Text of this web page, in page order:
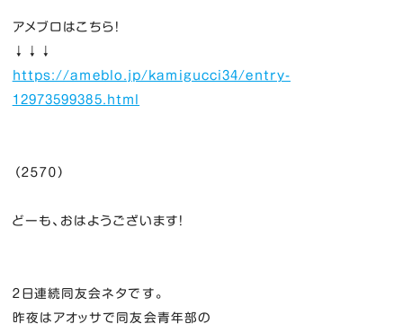
アメブロはこちら！
↓↓↓
https://ameblo.jp/kamigucci34/entry-
12973599385.html
（２５７０）
どーも、おはようございます！
２日連続同友会ネタです。
昨夜はアオッサで同友会青年部の